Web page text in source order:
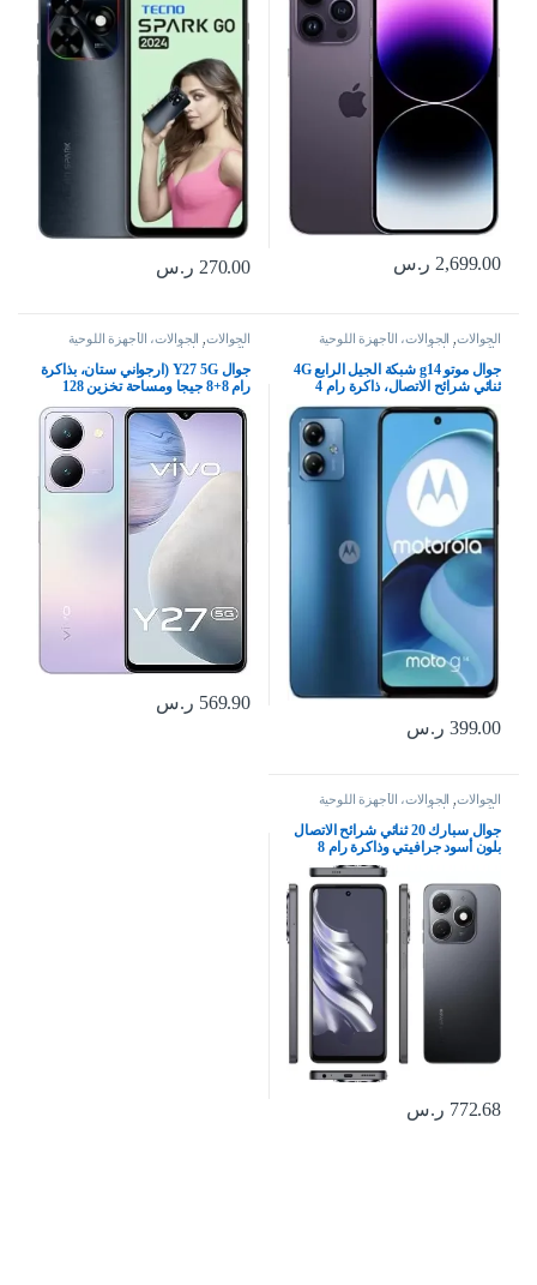
2,699.00 ر.س 270.00 ر.س
الجوالات
الجوالات، الأجهزة اللوحية
وإكسسواراتها
جوال موتو g14 شبكة الجيل الرابع 4G
ثنائي شرائح الاتصال، ذاكرة رام 4
جيجابايت وذاكرة داخلية 128 جيجابايت
وشاشة بدقة FHD+ بمعدل تحديث 60
هرتز وكاميرا بدقة 50 ميجابكسل من
موتورولا، لون أزرق سماوي
399.00 ر.س
الجوالات
الجوالات، الأجهزة اللوحية
وإكسسواراتها
جوال Y27 5G (ارجواني ستان، بذاكرة
رام 8+8 جيجا ومساحة تخزين 128
50 ميجابكسل وسيلفي 8 وشحن
فلاش 44 واط 5000Mah بتقنية NFC
مع هدية: شريط حول الرقبة بتقنية
بلوتوث، بشريحتين
569.90 ر.س
الجوالات
الجوالات، الأجهزة اللوحية
وإكسسواراتها
جوال سبارك 20 ثنائي شرائح الاتصال
بلون أسود جرافيتي وذاكرة رام 8
جيجابايت وذاكرة داخلية 256 جيجابايت
الجيل الرابع – إصدار الشرق الأوسط،
كيه جيه 5 ان
772.68 ر.س